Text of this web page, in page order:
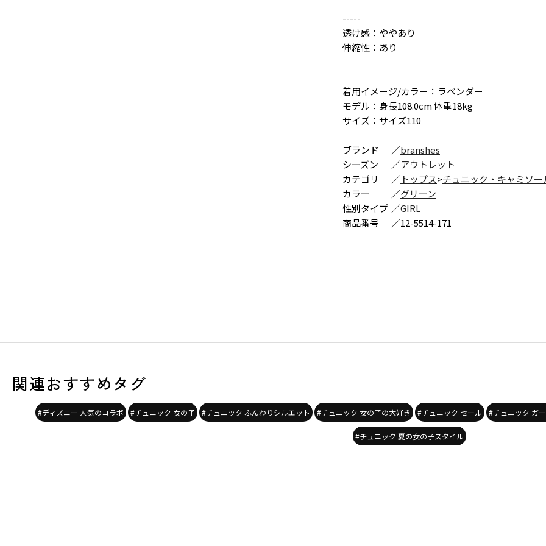
-----
透け感：ややあり
伸縮性：あり
着用イメージ/カラー：ラベンダー
モデル：身長108.0cm 体重18kg
サイズ：サイズ110
ブランド ／branshes
シーズン
／アウトレット
カテゴリ
／ トップス>チュニック・キャミソー
カラー
／グリーン
性別タイプ ／GIRL
商品番号
／12-5514-171
関連おすすめタグ
#ディズニー 人気のコラボ #チュニック 女の子 #チュニック ふんわりシルエット #チュニック 女の子の大好き #チュニック セール #チュニック ガ
#チュニック 夏の女の子スタイル